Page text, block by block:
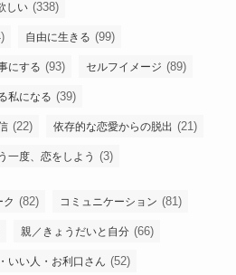
しい (338)
自由に生きる (99)
にする (93) セルフイメージ (89)
私になる (39)
(22) 依存的な恋愛からの脱出 (21)
一度、恋をしよう (3)
ク (82) コミュニケーション (81)
親／きょうだいと自分 (66)
いい人・お利口さん (52)